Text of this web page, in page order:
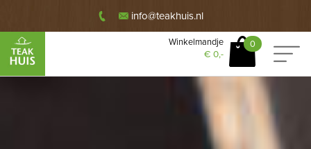
info@teakhuis.nl
0
Winkelmandje
€ 0,-